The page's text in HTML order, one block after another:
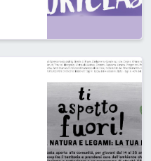
FUORICLASSE"}